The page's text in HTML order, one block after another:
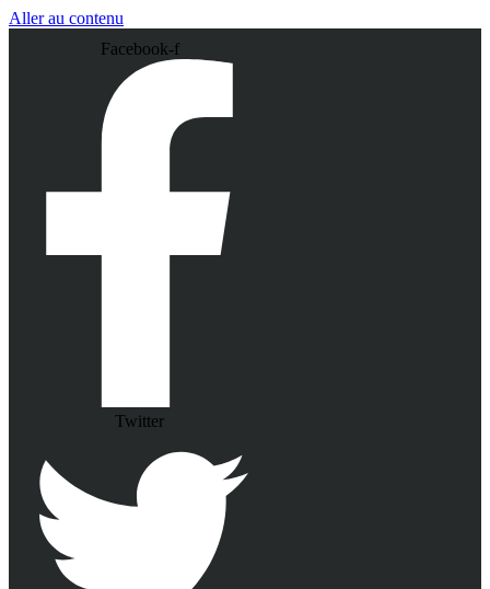
Aller au contenu
Facebook-f
Twitter